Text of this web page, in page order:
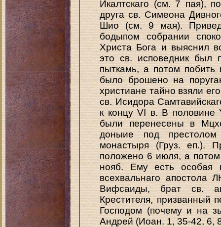
Икалтскаго (см. 7 пая),
друга св. Симеона
Шио (см. 9 мая).
бодыпом собрании
Христа Бога и выяснил
это св. исповедник был
пыткамь, а потом побить
было брошено на
христиане тайно взяли
св. Исидора
к концу VI в. В
были перенесены в
доныие под престолом
монастыря (Груз. еп.).
положено 6 июля, а
нояб. Ему есть особая
всехвальнаго апостола
Вифсаиды, брат св.
Крестителя, призванный
Господом (почему и на
Андрей (Иоан. 1, 35-42,